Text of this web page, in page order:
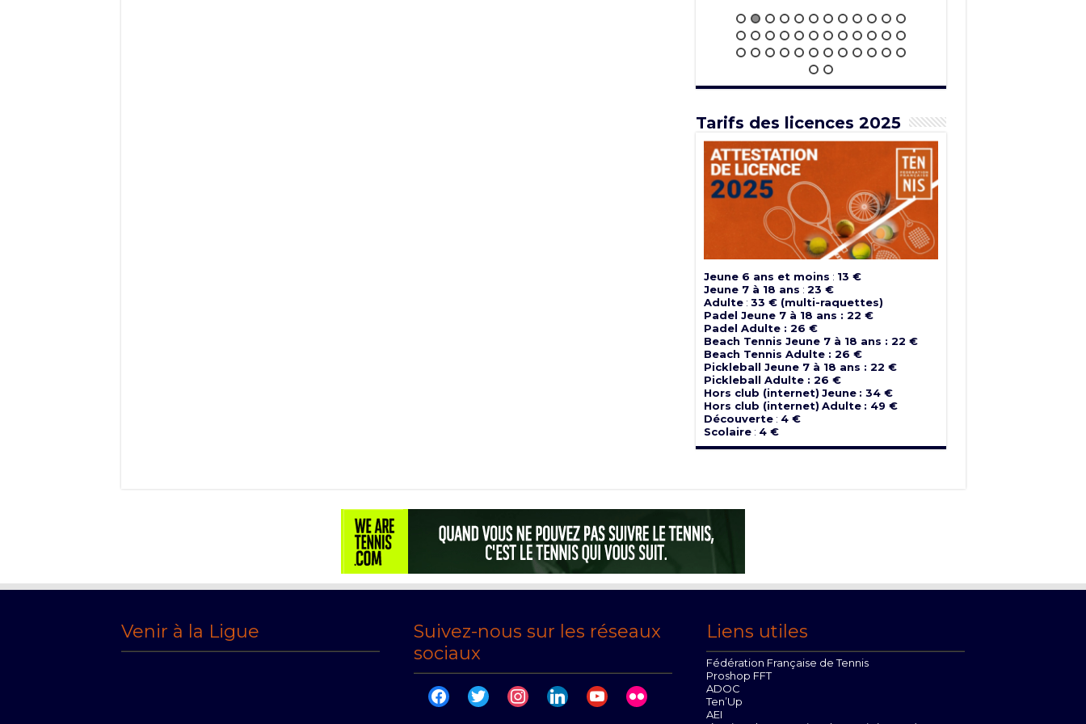
Tarifs des licences 2025
Jeune 6 ans et moins : 13 €
Jeune 7 à 18 ans : 23 €
Adulte: 33 € (multi-raquettes)
Padel Jeune 7 à 18 ans : 22 €
Padel Adulte : 26 €
Beach Tennis Jeune 7 à 18 ans : 22 €
Beach Tennis Adulte : 26 €
Pickleball Jeune 7 à 18 ans : 22 €
Pickleball Adulte : 26 €
Hors club (internet) Jeune : 34 €
Hors club (internet) Adulte : 49 €
Découverte: 4 €
Scolaire: 4 €
Venir à la Ligue
Suivez-nous sur les réseaux
sociaux
facebooktwitter instagramlinkedinyoutubeflickr
Liens utiles
Fédération Française de Tennis
Proshop FFT
ADOC
Ten’Up
AEI